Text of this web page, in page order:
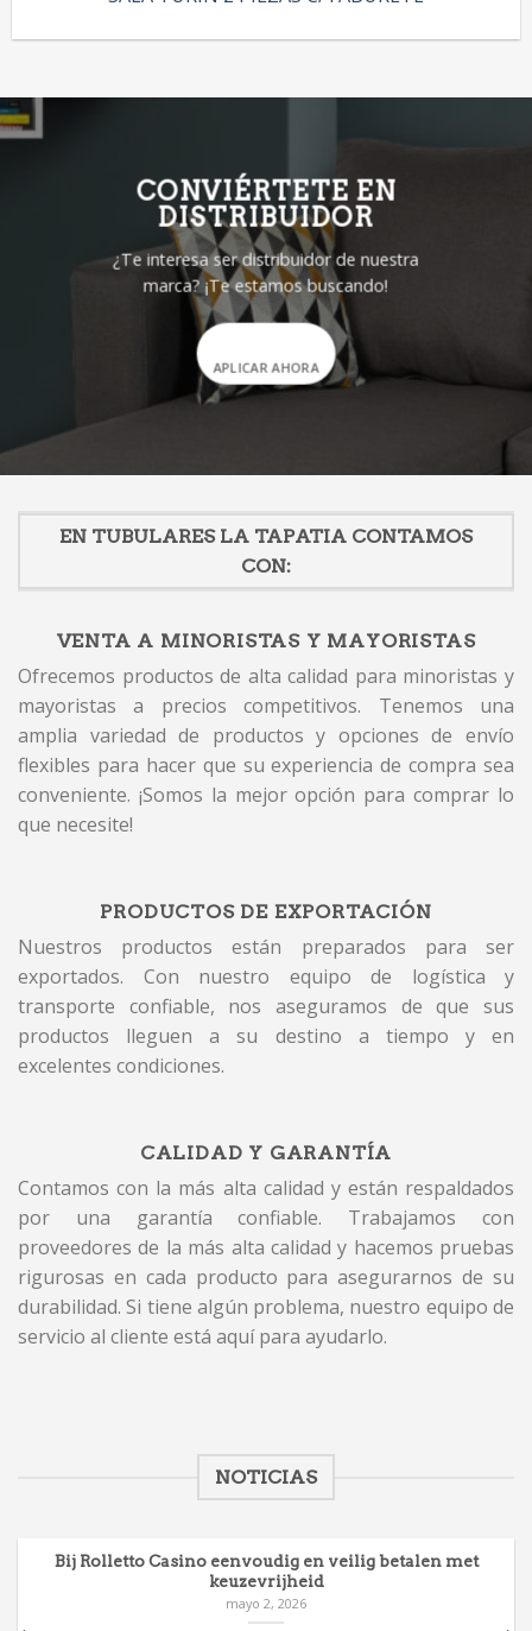
CONVIÉRTETE EN
DISTRIBUIDOR
¿Te interesa ser distribuidor de nuestra
marca? ¡Te estamos buscando!
APLICAR AHORA
EN TUBULARES LA TAPATIA CONTAMOS
CON:
VENTA A MINORISTAS Y MAYORISTAS
Ofrecemos productos de alta calidad para minoristas y
mayoristas a precios competitivos. Tenemos una
amplia variedad de productos y opciones de envío
flexibles para hacer que su experiencia de compra sea
conveniente. ¡Somos la mejor opción para comprar lo
que necesite!
PRODUCTOS DE EXPORTACIÓN
Nuestros productos están preparados para ser
exportados. Con nuestro equipo de logística y
transporte confiable, nos aseguramos de que sus
productos lleguen a su destino a tiempo y en
excelentes condiciones.
CALIDAD Y GARANTÍA
Contamos con la más alta calidad y están respaldados
por una garantía confiable. Trabajamos con
proveedores de la más alta calidad y hacemos pruebas
rigurosas en cada producto para asegurarnos de su
durabilidad. Si tiene algún problema, nuestro equipo de
servicio al cliente está aquí para ayudarlo.
NOTICIAS
Bij Rolletto Casino eenvoudig en veilig betalen met
keuzevrijheid
mayo 2, 2026